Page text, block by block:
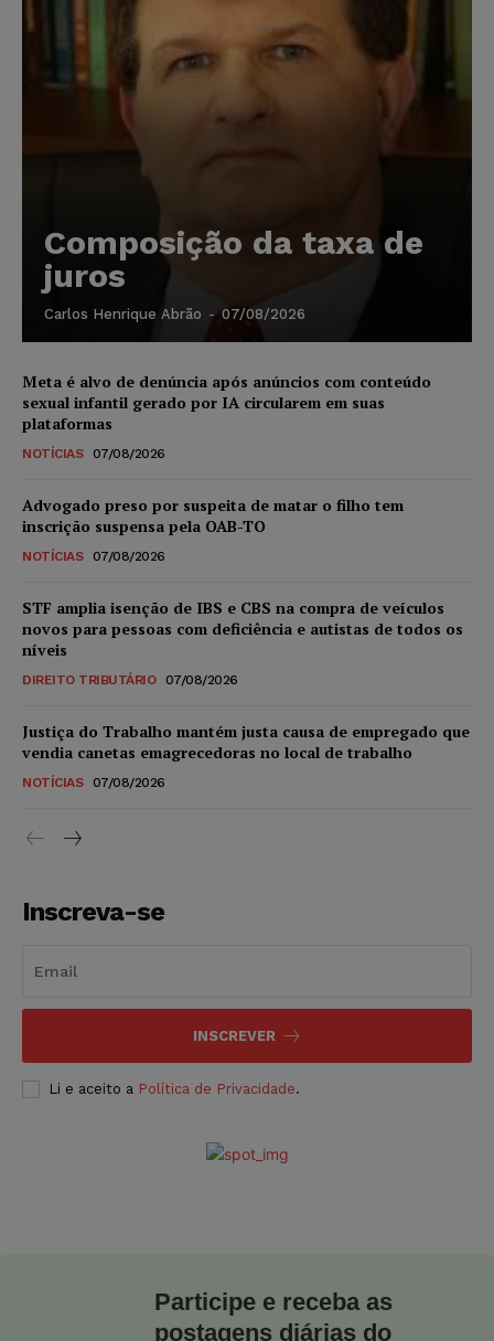
Composição da taxa de
juros
Carlos Henrique Abrão - 07/08/2026
Meta é alvo de denúncia após anúncios com conteúdo
sexual infantil gerado por IA circularem em suas
plataformas
NOTÍCIAS 07/08/2026
Advogado preso por suspeita de matar o filho tem
inscrição suspensa pela OAB-TO
NOTÍCIAS 07/08/2026
STF amplia isenção de IBS e CBS na compra de veículos
novos para pessoas com deficiência e autistas de todos os
níveis
DIREITO TRIBUTÁRIO 07/08/2026
Justiça do Trabalho mantém justa causa de empregado que
vendia canetas emagrecedoras no local de trabalho
NOTÍCIAS 07/08/2026
Inscreva-se
INSCREVER
Li e aceito a Política de Privacidade.
Participe e receba as
postagens diárias do